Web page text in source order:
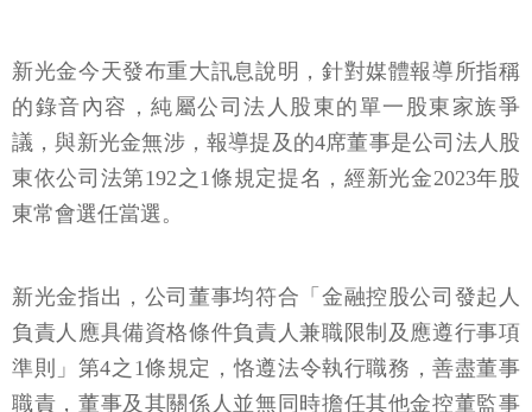
新光金今天發布重大訊息說明，針對媒體報導所指稱
的錄音內容，純屬公司法人股東的單一股東家族爭
議，與新光金無涉，報導提及的4席董事是公司法人股
東依公司法第192之1條規定提名，經新光金2023年股
東常會選任當選。
新光金指出，公司董事均符合「金融控股公司發起人
負責人應具備資格條件負責人兼職限制及應遵行事項
準則」第4之1條規定，恪遵法令執行職務，善盡董事
職責，董事及其關係人並無同時擔任其他金控董監事